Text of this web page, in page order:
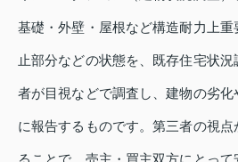
基礎・外壁・屋根など構造耐力上
止部分などの状態を、既存住宅状
者が目視などで調査し、建物の劣
に報告するものです。第三者の視
ることで、売主・買主双方にとっ